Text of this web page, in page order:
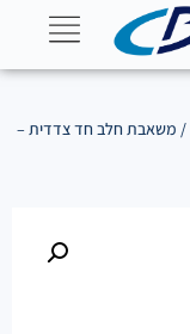
/ משאבת חלב חד צדדית –